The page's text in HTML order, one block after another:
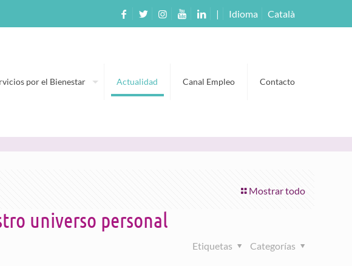
| Idioma Català
por el Bienestar Actualidad Canal Empleo Contacto
Mostrar todo
universo personal
Categorías
Etiquetas